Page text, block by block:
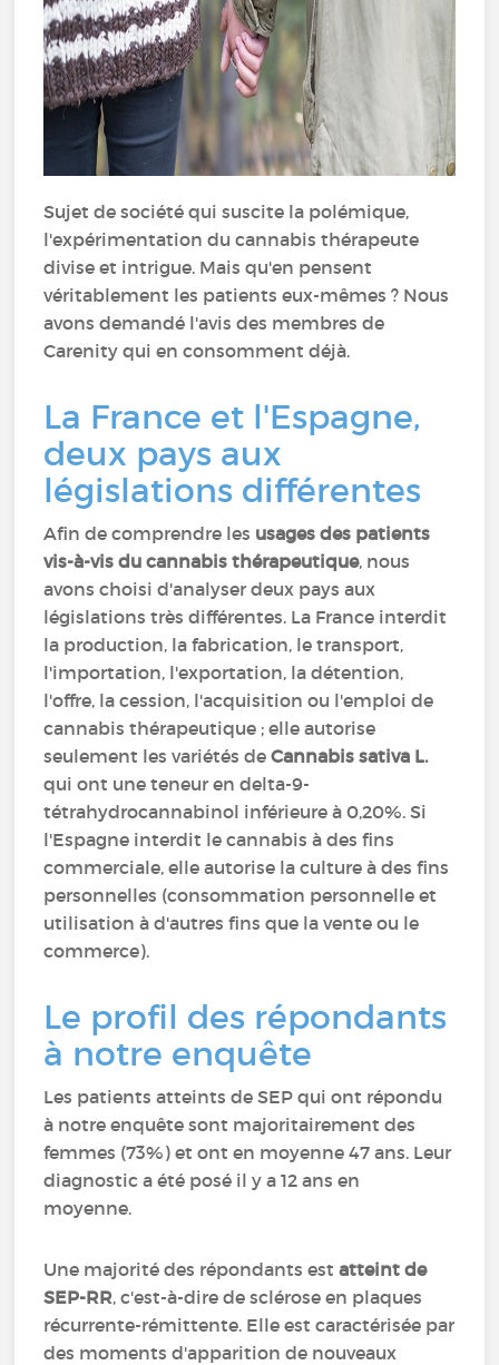
Sujet de société qui suscite la polémique,
l'expérimentation du cannabis thérapeute
divise et intrigue. Mais qu'en pensent
véritablement les patients eux-mêmes ? Nous
avons demandé l'avis des membres de
Carenity qui en consomment déjà.
La France et l'Espagne,
deux pays aux
législations différentes
Afin de comprendre les usages des patients
vis-à-vis du cannabis thérapeutique, nous
avons choisi d'analyser deux pays aux
législations très différentes. La France interdit
la production, la fabrication, le transport,
l'importation, l'exportation, la détention,
l'offre, la cession, l'acquisition ou l'emploi de
cannabis thérapeutique ; elle autorise
seulement les variétés deCannabis sativa L.
qui ont une teneur en delta-9-
tétrahydrocannabinol inférieure à 0,20%. Si
l'Espagne interdit le cannabis à des fins
commerciale, elle autorise la culture à des fins
personnelles (consommation personnelle et
utilisation à d'autres fins que la vente ou le
commerce).
Le profil des répondants
à notre enquête
Les patients atteints de SEP qui ont répondu
à notre enquête sont majoritairement des
femmes (73%) et ont en moyenne 47 ans. Leur
diagnostic a été posé il y a 12 ans en
moyenne.
Une majorité des répondants estatteint de
SEP-RR, c'est-à-dire de sclérose en plaques
récurrente-rémittente. Elle est caractérisée par
des moments d'apparition de nouveaux